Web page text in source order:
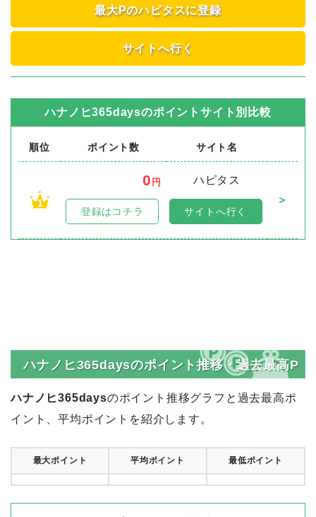
最大Pのハピタスに登録
サイトへ行く
ハナノヒ365daysのポイントサイト別比較
順位 ポイント数 サイト名
1
0 円
ハピタス
＞
登録はコチラ サイトへ行く
ハナノヒ365daysのポイント推移・過去最高P
ハナノヒ365daysのポイント推移グラフと過去最高ポ
イント、平均ポイントを紹介します。
最大ポイント 平均ポイント 最低ポイント